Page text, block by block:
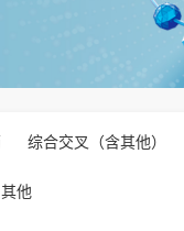
综合交叉（含其他）
其他